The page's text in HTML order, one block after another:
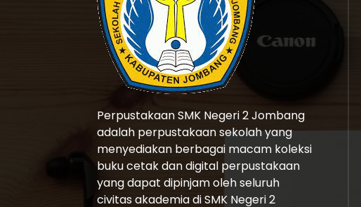
Perpustakaan SMK Negeri 2 Jombang
adalah perpustakaan sekolah yang
menyediakan berbagai macam koleksi
buku cetak dan digital perpustakaan
yang dapat dipinjam oleh seluruh
civitas akademia di SMK Negeri 2